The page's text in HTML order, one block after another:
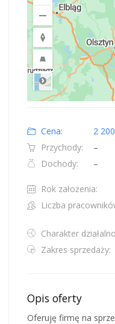
Road
Cena:
2
Przychody:
–
Dochody:
–
Rok założenia:
Liczba
Charakter
Zakres sprzedaży:
Opis oferty
Oferuję firmę na